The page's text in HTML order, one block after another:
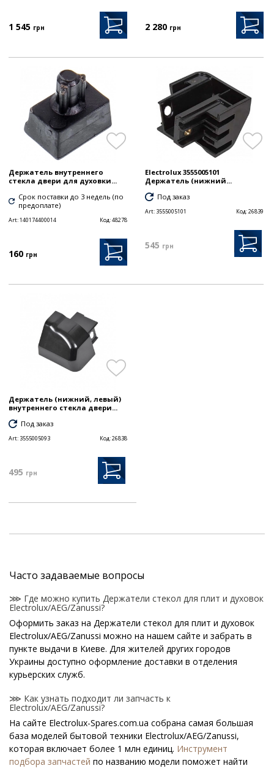
1 545 грн 2 280 грн
Держатель внутреннего
стекла двери для духовки...
Срок поставки до 3 недель (по
предоплате)
Art:140174400014 Код:48278
160 грн
Electrolux 3555005101
Держатель (нижний...
Под заказ
Art: 3555005101 Код:26839
545 грн
Держатель (нижний, левый)
внутреннего стекла двери...
Под заказ
Art: 3555005093 Код:26838
495 грн
Часто задаваемые вопросы
⋙ Где можно купить Держатели стекол для плит и духовок
Electrolux/AEG/Zanussi?
Оформить заказ на Держатели стекол для плит и духовок
Electrolux/AEG/Zanussi можно на нашем сайте и забрать в
пункте выдачи в Киеве. Для жителей других городов
Украины доступно оформление доставки в отделения
курьерских служб.
⋙ Как узнать подходит ли запчасть к
Electrolux/AEG/Zanussi?
На сайте Electrolux-Spares.com.ua собрана самая большая
база моделей бытовой техники Electrolux/AEG/Zanussi,
которая включает более 1 млн единиц. Инструмент
подбора запчастей по названию модели поможет найти